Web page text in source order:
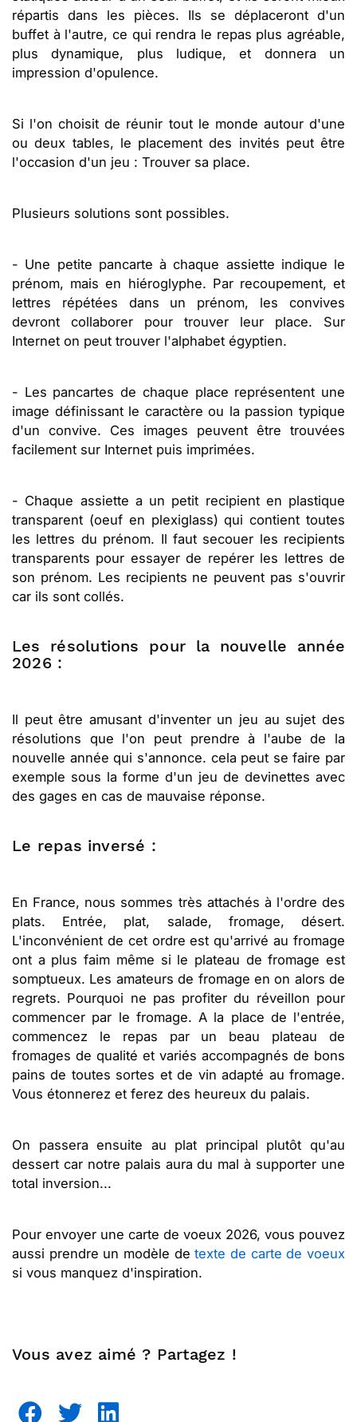
répartis dans les pièces. Ils se déplaceront d'un
buffet à l'autre, ce qui rendra le repas plus agréable,
plus dynamique, plus ludique, et donnera un
impression d'opulence.
Si l'on choisit de réunir tout le monde autour d'une
ou deux tables, le placement des invités peut être
l'occasion d'un jeu : Trouver sa place.
Plusieurs solutions sont possibles.
- Une petite pancarte à chaque assiette indique le
prénom, mais en hiéroglyphe. Par recoupement, et
lettres répétées dans un prénom, les convives
devront collaborer pour trouver leur place. Sur
Internet on peut trouver l'alphabet égyptien.
- Les pancartes de chaque place représentent une
image définissant le caractère ou la passion typique
d'un convive. Ces images peuvent être trouvées
facilement sur Internet puis imprimées.
- Chaque assiette a un petit recipient en plastique
transparent (oeuf en plexiglass) qui contient toutes
les lettres du prénom. Il faut secouer les recipients
transparents pour essayer de repérer les lettres de
son prénom. Les recipients ne peuvent pas s'ouvrir
car ils sont collés.
Les résolutions pour la nouvelle année
2026 :
Il peut être amusant d'inventer un jeu au sujet des
résolutions que l'on peut prendre à l'aube de la
nouvelle année qui s'annonce. cela peut se faire par
exemple sous la forme d'un jeu de devinettes avec
des gages en cas de mauvaise réponse.
Le repas inversé :
En France, nous sommes très attachés à l'ordre des
plats. Entrée, plat, salade, fromage, désert.
L'inconvénient de cet ordre est qu'arrivé au fromage
ont a plus faim même si le plateau de fromage est
somptueux. Les amateurs de fromage en on alors de
regrets. Pourquoi ne pas profiter du réveillon pour
commencer par le fromage. A la place de l'entrée,
commencez le repas par un beau plateau de
fromages de qualité et variés accompagnés de bons
pains de toutes sortes et de vin adapté au fromage.
Vous étonnerez et ferez des heureux du palais.
On passera ensuite au plat principal plutôt qu'au
dessert car notre palais aura du mal à supporter une
total inversion...
Pour envoyer une carte de voeux 2026, vous pouvez
aussi prendre un modèle detexte de carte de voeux
si vous manquez d'inspiration.
Vous avez aimé ? Partagez !